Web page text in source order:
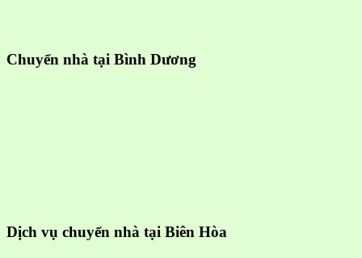
Chuyển nhà tại Bình Dương
Dịch vụ chuyển nhà tại Biên Hòa